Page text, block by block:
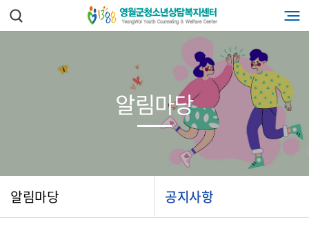
알림마당 공지사항
알림마당